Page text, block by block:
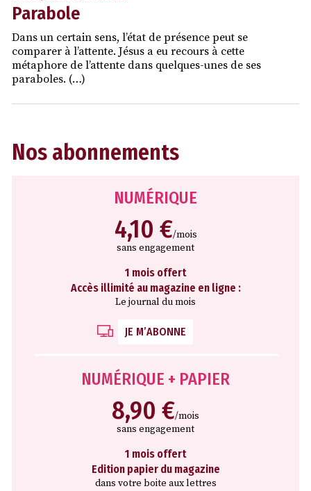
Parabole
Dans un certain sens, l’état de présence peut se
comparer à l’attente. Jésus a eu recours à cette
métaphore de l’attente dans quelques-unes de ses
paraboles. (…)
Nos abonnements
NUMÉRIQUE
4,10 €/mois
sans engagement
1 mois offert
Accès illimité au magazine en ligne :
Le journal du mois
JE M’ABONNE
NUMÉRIQUE + PAPIER
8,90 €/mois
sans engagement
1 mois offert
Edition papier du magazine
dans votre boite aux lettres